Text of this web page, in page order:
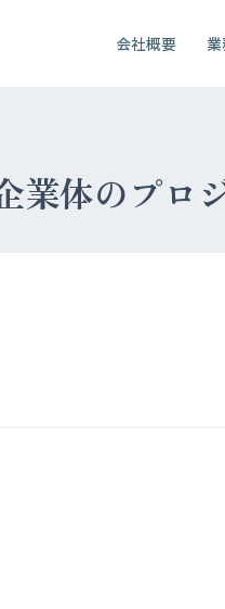
会社概要
業体のプロ